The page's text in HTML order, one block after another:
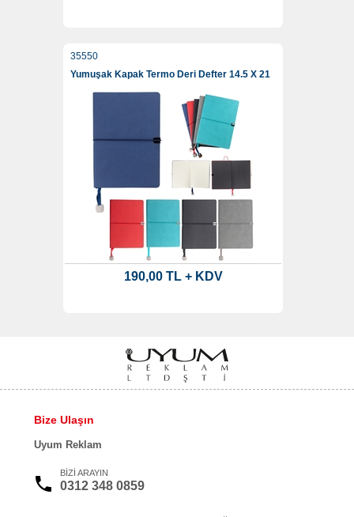
35550
Yumuşak Kapak Termo Deri Defter 14.5 X 21
190,00 TL + KDV
Bize Ulaşın
Uyum Reklam
BİZİ ARAYIN
0312 348 0859